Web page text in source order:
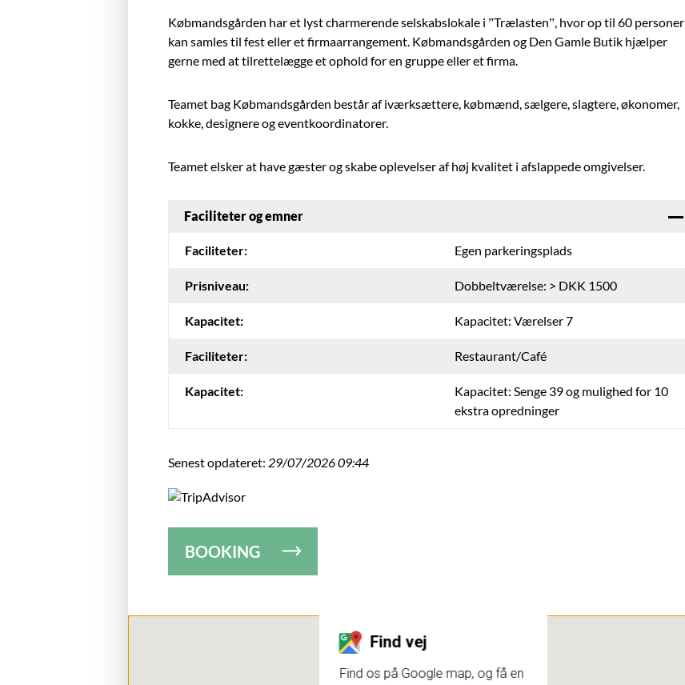
Købmandsgården har et lyst charmerende selskabslokale i ”Trælasten”, hvor op til 60 personer
kan samles til fest eller et firmaarrangement. Købmandsgården og Den Gamle Butik hjælper
gerne med at tilrettelægge et ophold for en gruppe eller et firma.
Teamet bag Købmandsgården består af iværksættere, købmænd, sælgere, slagtere, økonomer,
kokke, designere og eventkoordinatorer.
Teamet elsker at have gæster og skabe oplevelser af høj kvalitet i afslappede omgivelser.
Faciliteter og emner
Faciliteter: Egen parkeringsplads
Prisniveau: Dobbeltværelse: > DKK 1500
Kapacitet: Kapacitet: Værelser 7
Faciliteter: Restaurant/Café
Kapacitet:
Kapacitet: Senge 39 og mulighed for 10
ekstra opredninger
Senest opdateret: 29/07/2026 09:44
BOOKING
Find vej
Find os på Google map, og få en